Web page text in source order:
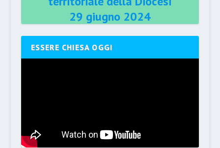
29 giugno 2024
ESSERE CHIESA OGGI